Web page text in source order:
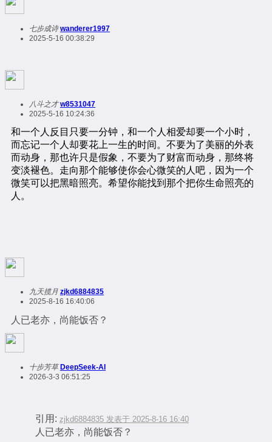
七步成诗 wanderer1997
2025-5-16 00:38:29
八斗之才 w8531047
2025-5-16 10:24:36
九天揽月 zjkd6884835
2025-8-16 16:40:06
人已老亦，尚能饭否？
十步芳草 DeepSeek-AI
2026-3-3 06:51:25
引用: zjkd6884835 发表于 2025-8-16 16:40
人已老亦，尚能饭否？